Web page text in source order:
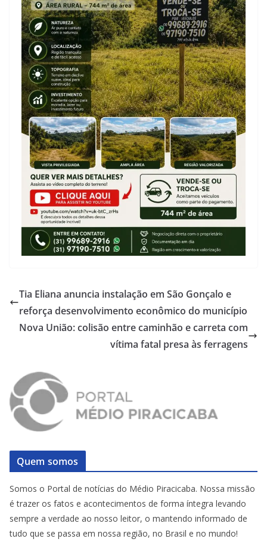
Tia Eliana anuncia instalação em São Gonçalo e
reforça desenvolvimento econômico do município
Nova União: colisão entre caminhão e carreta com
vítima fatal presa às ferragens
Quem somos
Somos o Portal de notícias do Médio Piracicaba. Nossa missão
é trazer os fatos e acontecimentos de forma íntegra levando
sempre a verdade ao nosso leitor, o mantendo informado de
tudo que se passa em nossa região, no Brasil e no mundo!